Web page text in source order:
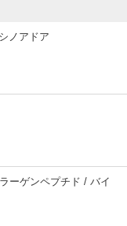
ノアドア
ーゲンペプチド / バイ